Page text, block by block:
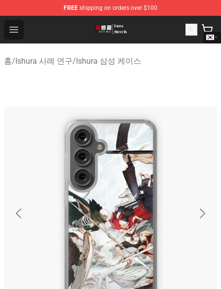
FREE shipping on orders over $100
Open menu
Ishura Store - Official Ishura Merchandise Shop
홈/Ishura 사례 연구/Ishura 삼성 케이스